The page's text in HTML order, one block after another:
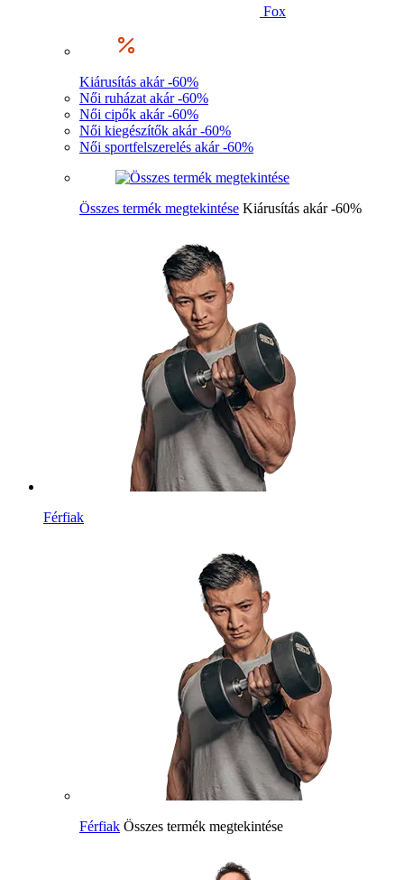
Fox
Kiárusítás akár -60%
Női ruházat akár -60%
Női cipők akár -60%
Női kiegészítők akár -60%
Női sportfelszerelés akár -60%
Összes termék megtekintése Kiárusítás akár -60%
Férfiak
Férfiak Összes termék megtekintése